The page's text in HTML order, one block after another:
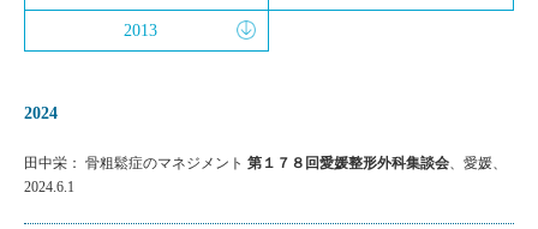
2013
2024
田中栄： 骨粗鬆症のマネジメント 第１７８回愛媛整形外科集談会、愛媛、
2024.6.1